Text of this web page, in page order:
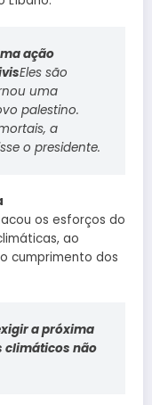
ação
Eles são
uma
palestino.
a
o presidente.
os esforços do
ao
cumprimento dos
a próxima
climáticos não